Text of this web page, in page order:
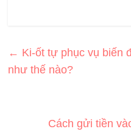
← Ki-ốt tự phục vụ biến
như thế nào?
Cách gửi tiền